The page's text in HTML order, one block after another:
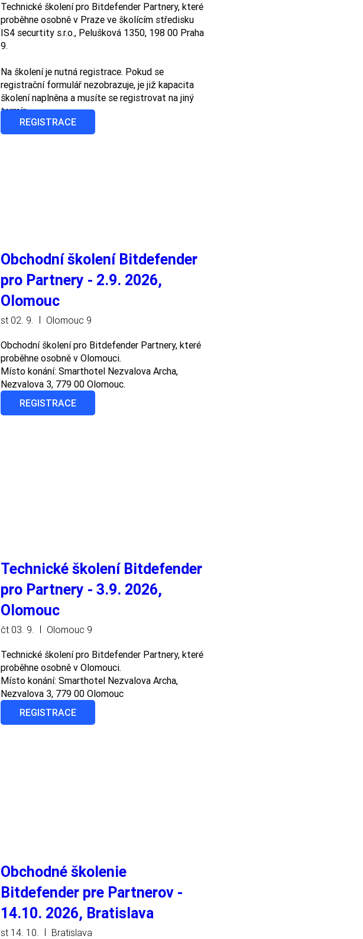
Technické školení pro Bitdefender Partnery, které
proběhne osobně v Praze ve školícím středisku
IS4 securtity s.r.o., Pelušková 1350, 198 00 Praha
9.
Na školení je nutná registrace. Pokud se
registrační formulář nezobrazuje, je již kapacita
školení naplněna a musíte se registrovat na jiný
termín.
REGISTRACE
Obchodní školení Bitdefender
pro Partnery - 2.9. 2026,
Olomouc
st 02. 9. Olomouc 9
Obchodní školení pro Bitdefender Partnery, které
proběhne osobně v Olomouci.
Místo konání: Smarthotel Nezvalova Archa,
Nezvalova 3, 779 00 Olomouc.
REGISTRACE
Technické školení Bitdefender
pro Partnery - 3.9. 2026,
Olomouc
čt 03. 9. Olomouc 9
Technické školení pro Bitdefender Partnery, které
proběhne osobně v Olomouci.
Místo konání: Smarthotel Nezvalova Archa,
Nezvalova 3, 779 00 Olomouc
REGISTRACE
Obchodné školenie
Bitdefender pre Partnerov -
14.10. 2026, Bratislava
st 14. 10. Bratislava